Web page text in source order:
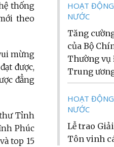
thống
theo
mừng
được,
đẳng
Tỉnh
Phúc
top 15
HOẠT
NƯỚC
Tăng
của Bộ
Thường vụ
Trung
HOẠT
NƯỚC
Lễ trao
Tôn vinh